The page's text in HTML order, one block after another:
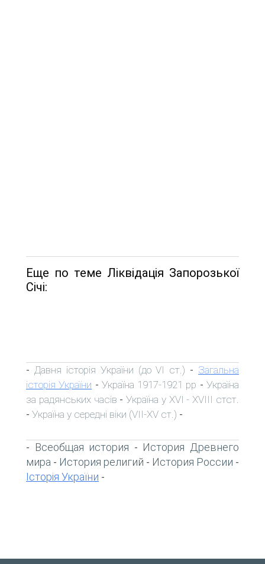
Еще по теме Ліквідація Запорозької
Січі:
- Давня історія України (до VI ст.) - Загальна
історія України - Україна 1917-1921 рр -Україна
за радянських часів -Україна у XVI - XVIII стст.
- Україна у середні віки (VII-XV ст.) -
- Всеобщая история - История Древнего
мира - История религий - История России -
Історія України -